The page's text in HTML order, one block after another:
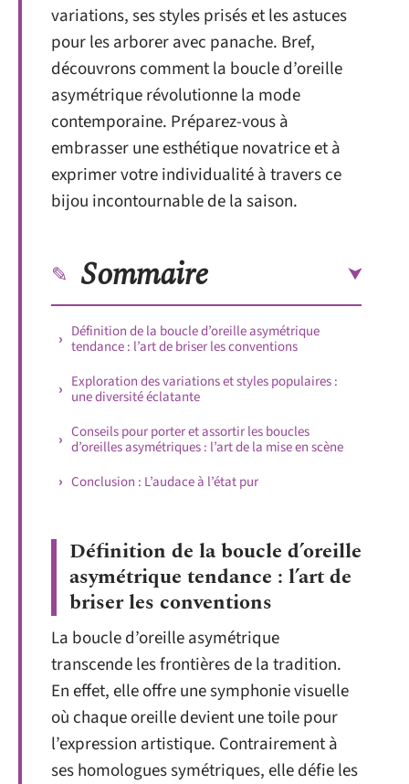
variations, ses styles prisés et les astuces
pour les arborer avec panache. Bref,
découvrons comment la boucle d’oreille
asymétrique révolutionne la mode
contemporaine. Préparez-vous à
embrasser une esthétique novatrice et à
exprimer votre individualité à travers ce
bijou incontournable de la saison.
Sommaire
Définition de la boucle d’oreille asymétrique
tendance : l’art de briser les conventions
Exploration des variations et styles populaires :
une diversité éclatante
Conseils pour porter et assortir les boucles
d’oreilles asymétriques : l’art de la mise en scène
Conclusion : L’audace à l’état pur
Définition de la boucle d’oreille
asymétrique tendance : l’art de
briser les conventions
La boucle d’oreille asymétrique
transcende les frontières de la tradition.
En effet, elle offre une symphonie visuelle
où chaque oreille devient une toile pour
l’expression artistique. Contrairement à
ses homologues symétriques, elle défie les